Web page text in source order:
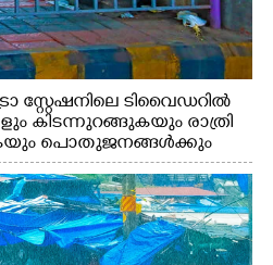
സ്റ്റേഷനിലെ ടിവൈഡറിൽ
കിടന്നുറങ്ങുകയും രാത്രി
പൊതുജനങ്ങൾക്കും
ബുദ്ധിമുട്ട് ഉണ്ടായ
കമ്പി കൊണ്ട് മറച്ച
സ്ത്രീ